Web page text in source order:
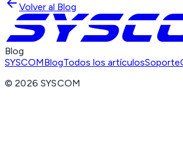
Volver al Blog
Blog
SYSCOMBlogTodos los artículosSoporte
©2026 SYSCOM